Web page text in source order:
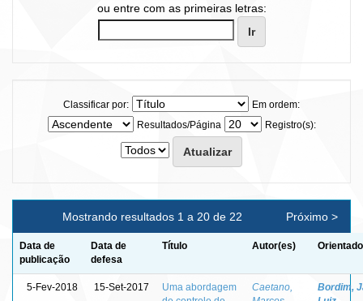
ou entre com as primeiras letras:
Classificar por:
Em ordem:
Resultados/Página
Registro(s):
Mostrando resultados 1 a 20 de 22 Próximo >
Data de
publicação
Data de
defesa
Título Autor(es)
5-Fev-2018 15-Set-2017
Uma abordagem
Caetano,
Bordim,